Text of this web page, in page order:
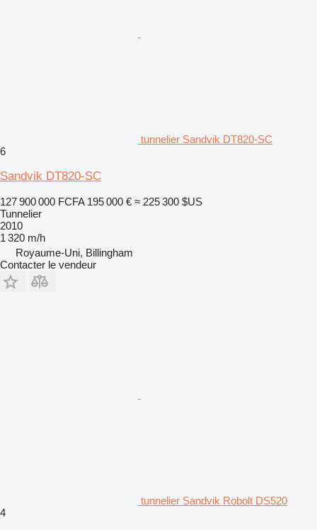
tunnelier Sandvik DT820-SC
6
Sandvik DT820-SC
127 900 000 FCFA 195 000 € ≈ 225 300 $US
Tunnelier
2010
1 320 m/h
Royaume-Uni, Billingham
Contacter le vendeur
tunnelier Sandvik Robolt DS520
4